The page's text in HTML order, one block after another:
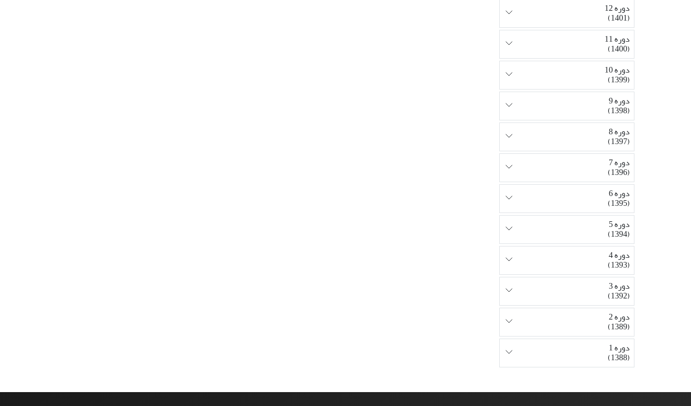
دوره 12
(1401)
دوره 11
(1400)
دوره 10
(1399)
دوره 9
(1398)
دوره 8
(1397)
دوره 7
(1396)
دوره 6
(1395)
دوره 5
(1394)
دوره 4
(1393)
دوره 3
(1392)
دوره 2
(1389)
دوره 1
(1388)